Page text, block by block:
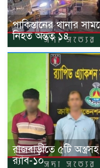
পাকিস্তানের থানার
নিহত অন্তত ১৪
রাজবাড়ীতে ৫টি
র‍্যাব-১০